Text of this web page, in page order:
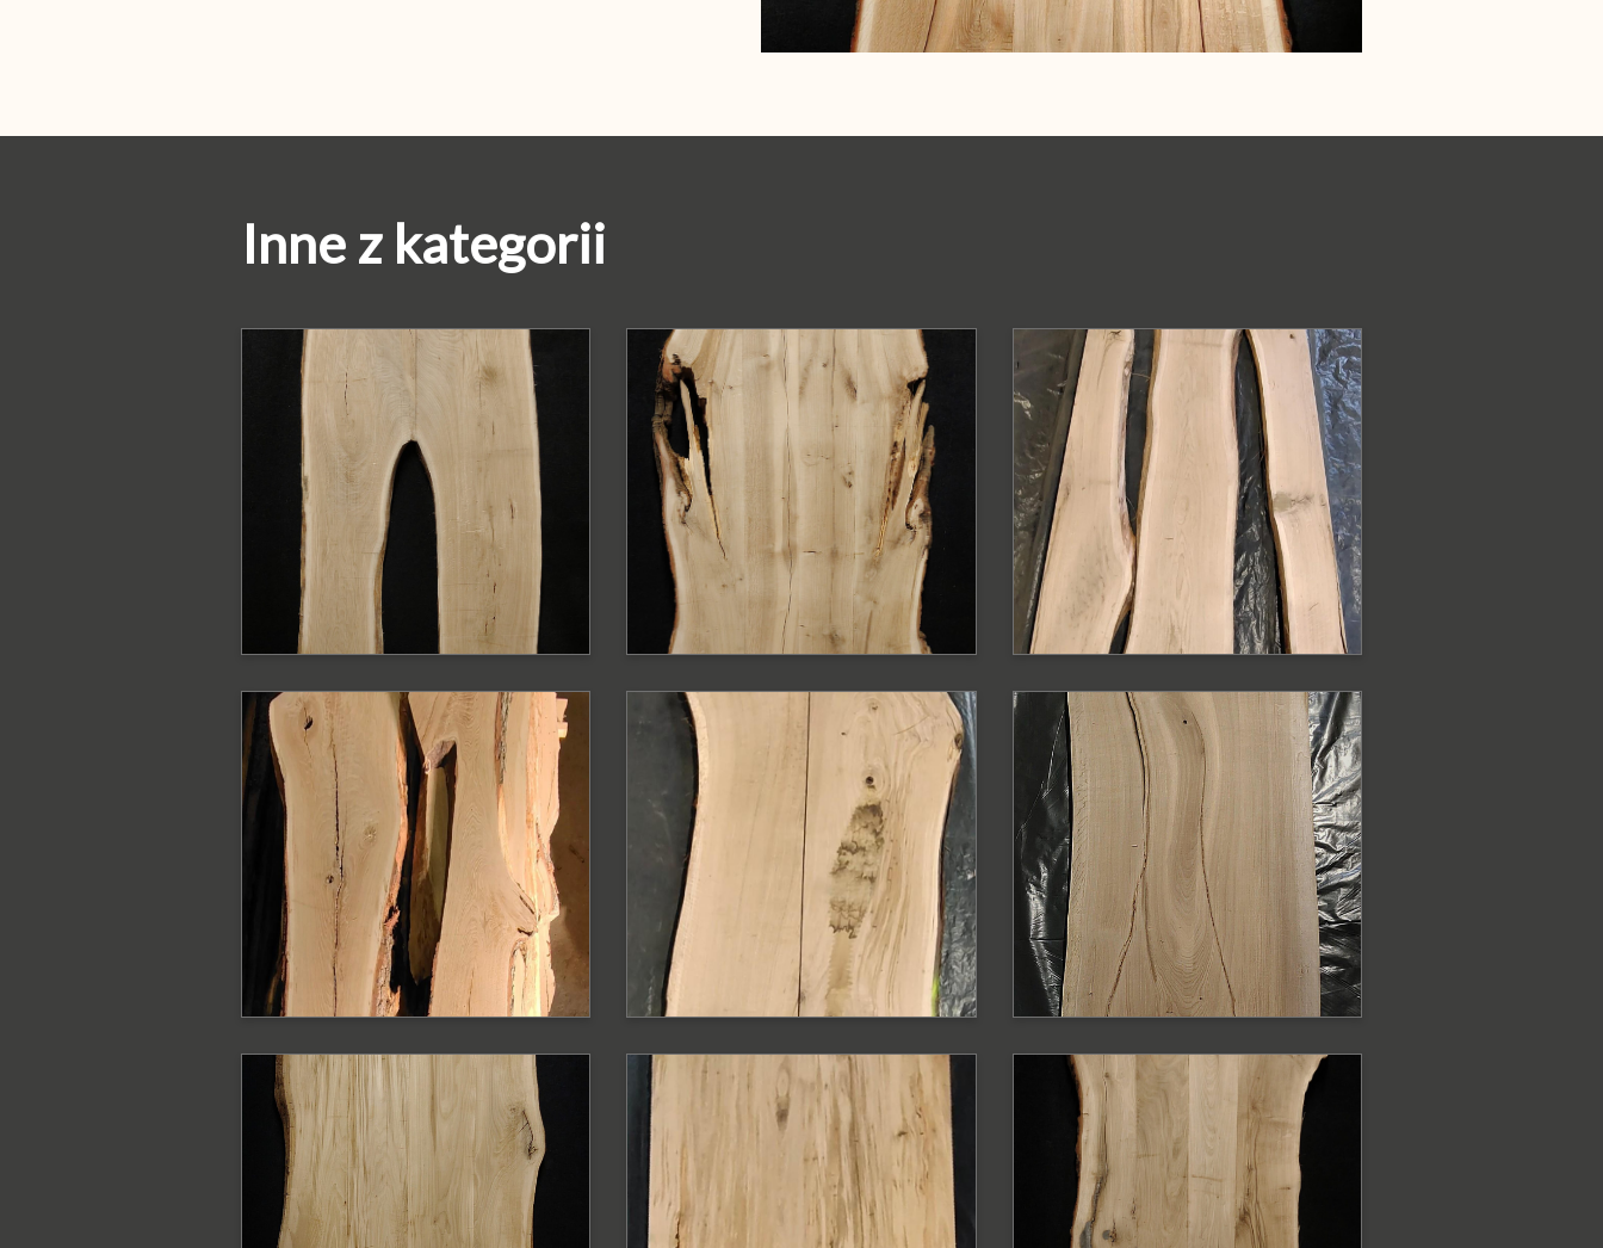
Inne z kategorii
PODOBNE PRODUKTY
Blat dębowy z
krawędzią naturalna
Blat o szerokości 110 - 88 cm
PODOBNE PRODUKTY
Blat dębowy z
krawędzią naturalną
Blat o szerokości 110 - 88 cm
PODOBNE PRODUKTY
Blat dębowy surowy
z krawędzią
naturalną
Blat o szerokości 110 - 88 cm
PODOBNE PRODUKTY
Deski dębowe DIY
Blat o szerokości 110 - 88 cm
PODOBNE PRODUKTY
Blat dębowy surowy
z krawędzią
naturalną
Blat o szerokości 110 - 88 cm
PODOBNE PRODUKTY
Blat lity dębowy
surowy z krawędzią
naturalną
Blat o szerokości 110 - 88 cm
PODOBNE PRODUKTY
Blat dębowy z
krawędzią naturalną
PODOBNE PRODUKTY
Blat dębowy z
krawędzią prostą
PODOBNE PRODUKTY
Blat dębowy z
krawędzią naturalną